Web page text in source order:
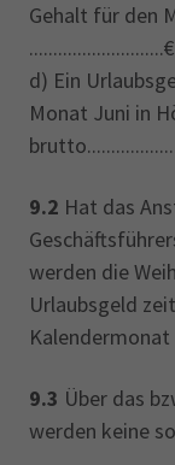
Gehalt für den
d) Ein
Monat Juni in
9.2 Hat das
werden die
Urlaubsgeld
9.3 Über das
werden keine